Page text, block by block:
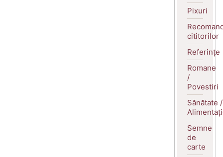
Pixuri
cititorilor
Referințe
Romane
/
Povestiri
Sănătate /
Semne
de
carte